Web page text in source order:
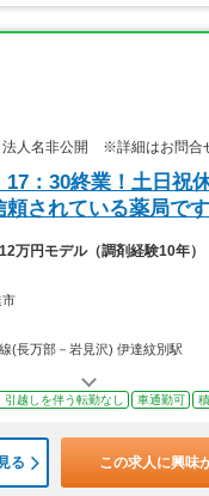
人名非公開 ※詳細はお問合
17：30終業！土日祝
されている薬局です
万円モデル（調剤経験10年）
市
線(長万部－岩見沢) 伊達紋別駅
引越しを伴う転勤なし 車通勤可
る この求人に興味